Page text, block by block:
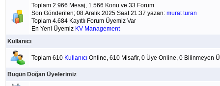
Toplam 2.966 Mesaj, 1.566 Konu ve 33 Forum
Son Gönderilen; 08.Aralik.2025 Saat 21:37 yazan: murat turan
Toplam 4.684 Kayıtlı Forum Üyemiz Var
En Yeni Üyemiz KV Management
Kullanıcı
Toplam 610 Kullanıcı Online, 610 Misafir, 0 Üye Online, 0 Bilinmeyen
Bugün Doğan Üyelerimiz